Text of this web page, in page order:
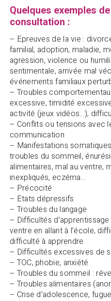
Quelques exemples
consultation :
– Epreuves de la vie :
familial, adoption, maladie,
agression, violence ou
sentimentale, arrivée mal
événements familiaux
– Troubles
excessive, timidité
activité (jeux vidéos…),
– Conflits ou tensions avec
communication
– Manifestations
troubles du sommeil,
alimentaires, mal au ventre,
inexpliqués, eczéma…
– Précocité
– Etats dépressifs
– Troubles du langage
– Difficultés
ventre en allant à l’école,
difficulté à apprendre
– Difficultés excessives de
– TOC, phobie, anxiété
– Troubles du sommeil :
– Troubles alimentaires
– Crise d’adolescence,